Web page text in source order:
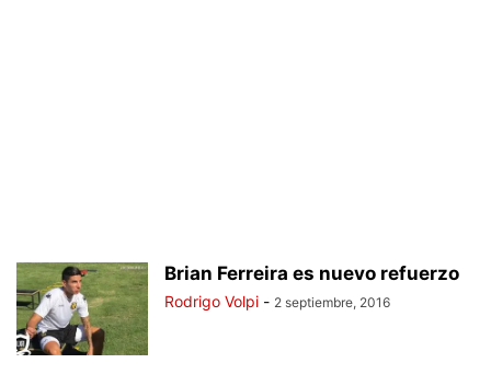
Brian Ferreira es nuevo refuerzo
Rodrigo Volpi - 2 septiembre, 2016